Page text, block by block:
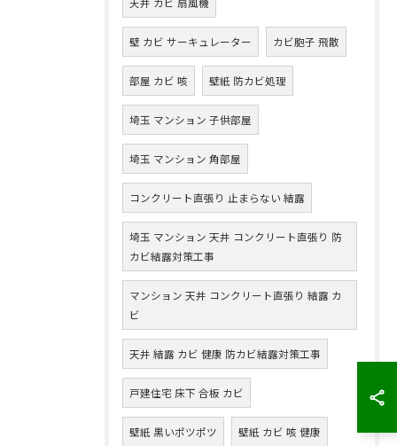
壁 カビ サーキュレーター カビ胞子 飛散
部屋 カビ 咳 壁紙 防カビ処理
埼玉 マンション 子供部屋
埼玉 マンション 角部屋
コンクリート直張り 止まらない 結露
埼玉 マンション 天井 コンクリート直張り 防
カビ結露対策工事
マンション 天井 コンクリート直張り 結露 カ
ビ
天井 結露 カビ 健康 防カビ結露対策工事
戸建住宅 床下 合板 カビ
壁紙 黒いポツポツ 壁紙 カビ 咳 健康